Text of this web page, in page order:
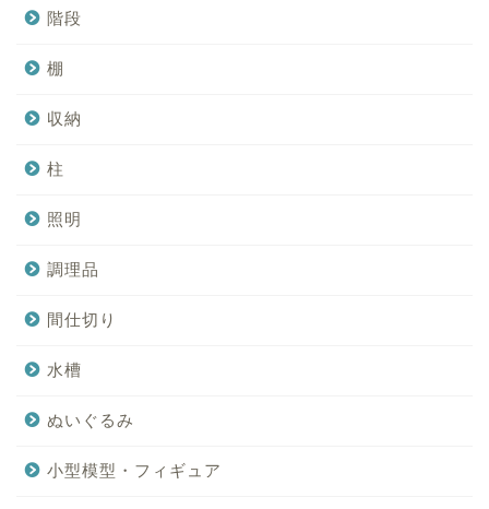
階段
棚
収納
柱
照明
調理品
間仕切り
水槽
ぬいぐるみ
小型模型・フィギュア